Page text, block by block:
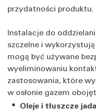
przydatności produktu.
Instalacje do
szczelne i
mogą być używane
wyeliminowaniu
zastosowania, które
w osłonie gazem
Oleje i tłuszcze